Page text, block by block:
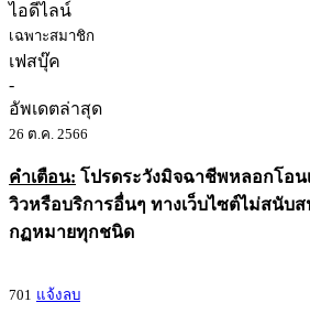
ไอดีไลน์
เฉพาะสมาชิก
เฟสบุ๊ค
-
อัพเดตล่าสุด
26 ต.ค. 2566
คำเตือน: โปรดระวังมิจฉาชีพหลอกโอน
วิวหรือบริการอื่นๆ ทางเว็บไซต์ไม่สนับ
กฏหมายทุกชนิด
701 แจ้งลบ